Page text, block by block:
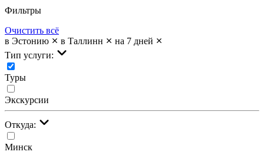
Фильтры
Очистить всё
в Эстонию
в Таллинн
на 7 дней
Тип услуги:
Туры
Экскурсии
Откуда:
Минск